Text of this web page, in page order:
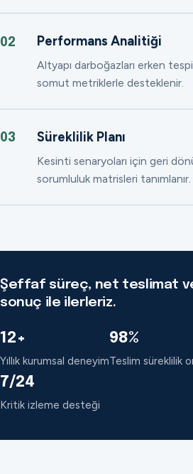
02 Performans Analitiği
Altyapı darboğazları erken
somut metriklerle desteklenir.
03 Süreklilik Planı
Kesinti senaryoları için geri
sorumluluk matrisleri tanımlanır.
Şeffaf süreç, net teslimat
sonuç ile ilerleriz.
12+
Yıllık kurumsal deneyim
98%
Teslim süreklilik
7/24
Kritik izleme desteği